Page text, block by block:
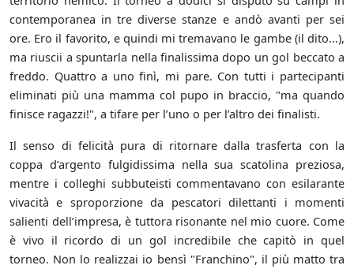
contemporanea in tre diverse stanze e andò avanti per sei
ore. Ero il favorito, e quindi mi tremavano le gambe (il dito...),
ma riuscii a spuntarla nella finalissima dopo un gol beccato a
freddo. Quattro a uno finì, mi pare. Con tutti i partecipanti
eliminati più una mamma col pupo in braccio, "ma quando
finisce ragazzi!", a tifare per l’uno o per l’altro dei finalisti.
Il senso di felicità pura di ritornare dalla trasferta con la
coppa d’argento fulgidissima nella sua scatolina preziosa,
mentre i colleghi subbuteisti commentavano con esilarante
vivacità e sproporzione da pescatori dilettanti i momenti
salienti dell’impresa, è tuttora risonante nel mio cuore. Come
è vivo il ricordo di un gol incredibile che capitò in quel
torneo. Non lo realizzai io bensì "Franchino", il più matto tra